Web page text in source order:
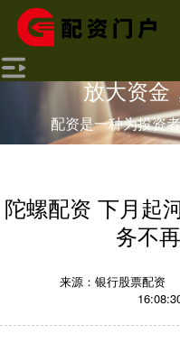
放大资金
配资是一种为投资
陀螺配资 下月起
务不
来源：银行股票配资